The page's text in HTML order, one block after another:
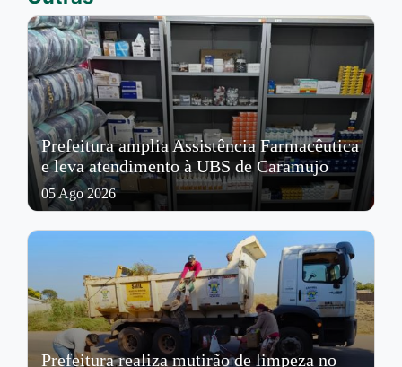
Prefeitura amplia Assistência Farmacêutica
e leva atendimento à UBS de Caramujo
05 Ago 2026
Prefeitura realiza mutirão de limpeza no